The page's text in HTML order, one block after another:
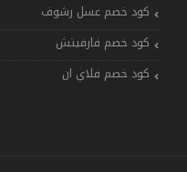
كود خصم عسل رشوف
كود خصم فارفيتش
كود خصم فلاي ان